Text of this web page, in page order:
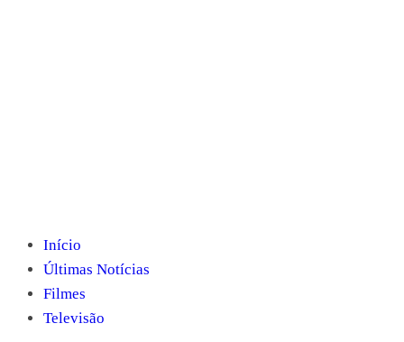
Início
Últimas Notícias
Filmes
Televisão